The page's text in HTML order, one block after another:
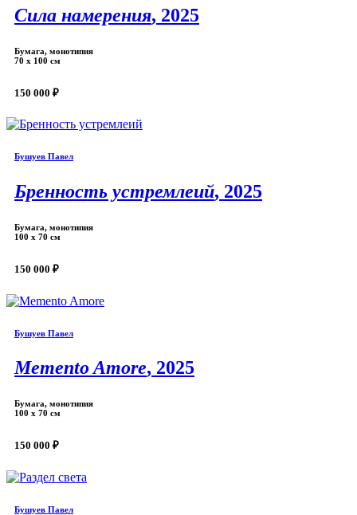
Сила намерения, 2025
Бумага, монотипия
70 х 100 см
150 000 ₽
Бушуев Павел
Бренность устремлеий, 2025
Бумага, монотипия
100 х 70 см
150 000 ₽
Бушуев Павел
Memento Amore, 2025
Бумага, монотипия
100 х 70 см
150 000 ₽
Бушуев Павел